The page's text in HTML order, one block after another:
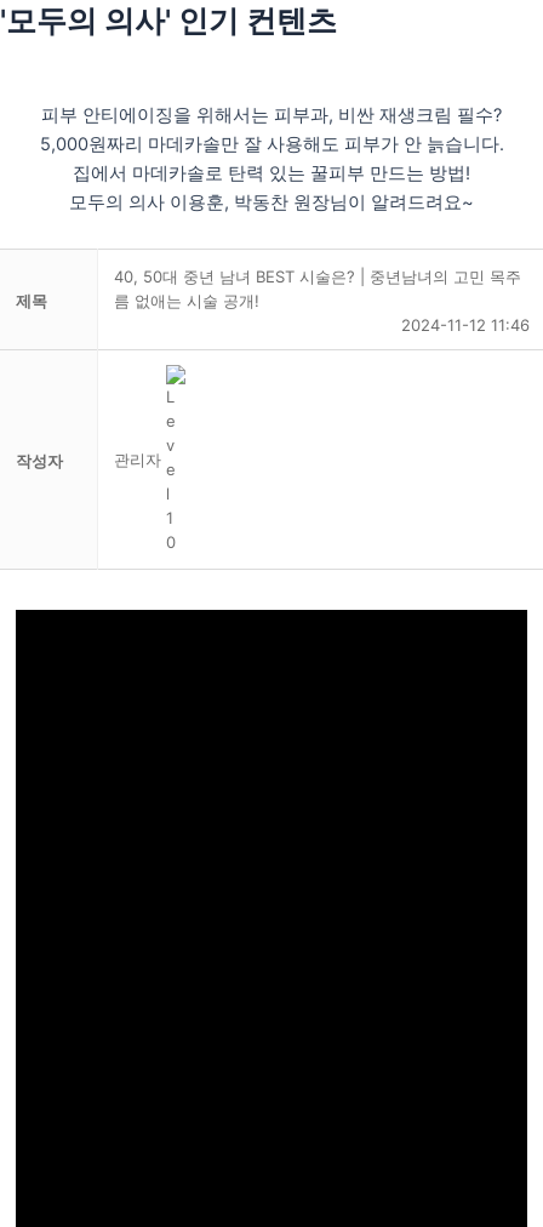
'모두의 의사' 인기 컨텐츠
피부 안티에이징을 위해서는 피부과, 비싼 재생크림 필수?
5,000원짜리 마데카솔만 잘 사용해도 피부가 안 늙습니다.
집에서 마데카솔로 탄력 있는 꿀피부 만드는 방법!
모두의 의사 이용훈, 박동찬 원장님이 알려드려요~
제목
40, 50대 중년 남녀 BEST 시술은? | 중년남녀의 고민 목주
름 없애는 시술 공개!
2024-11-12 11:46
작성자 관리자